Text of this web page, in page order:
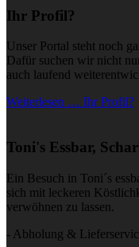
Ihr Profil?
Unser Portal steht noch
Dafür suchen wir nicht
auch laufend
Weiterlesen … Ihr Profil?
Toni's Essbar,
Ein Besuch in Toni´s
sich mit leckeren
verwöhnen zu lassen.
- Abholung &